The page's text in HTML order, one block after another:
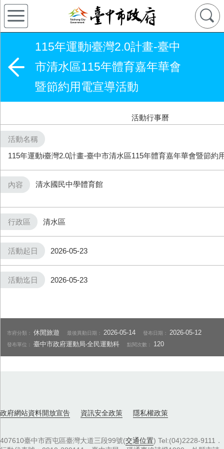
115年運動i臺灣2.0計畫-臺中
市清水區115年體育嘉年華會
暨節約用電宣導活動
活動行事曆
活動名稱
115年運動i臺灣2.0計畫-臺中市清水區115年體育嘉年華會暨節約
內容 清水國民中學體育館
行政區 清水區
活動起日 2026-05-23
活動迄日 2026-05-23
市府分類：休閒旅遊 最後異動日期： 2026-05-14 發布日期： 2026-05-12
發布單位：臺中市政府運動局‧全民運動科 點閱次數： 120
政府網站資料開放宣告 資訊安全政策 隱私權政策
407610臺中市西屯區臺灣大道三段99號(交通位置) Tel:(04)2228-9111．